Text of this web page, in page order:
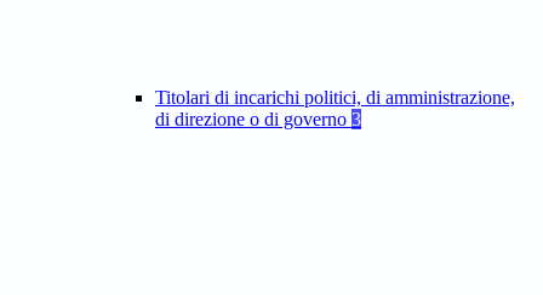
Titolari di incarichi politici, di amministrazione,
di direzione o di governo 3